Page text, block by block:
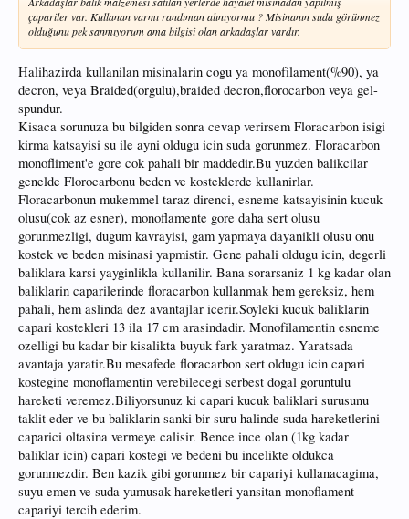
çapariler var. Kullanan varmı randıman alınıyormu ? Misinanın suda görünmez
olduğunu pek sanmıyorum ama bilgisi olan arkadaşlar vardır.
Halihazirda kullanilan misinalarin cogu ya monofilament(%90), ya
decron, veya Braided(orgulu),braided decron,florocarbon veya gel-
spundur.
Kisaca sorunuza bu bilgiden sonra cevap verirsem Floracarbon isigi
kirma katsayisi su ile ayni oldugu icin suda gorunmez. Floracarbon
monofliment'e gore cok pahali bir maddedir.Bu yuzden balikcilar
genelde Florocarbonu beden ve kosteklerde kullanirlar.
Floracarbonun mukemmel taraz direnci, esneme katsayisinin kucuk
olusu(cok az esner), monoflamente gore daha sert olusu
gorunmezligi, dugum kavrayisi, gam yapmaya dayanikli olusu onu
kostek ve beden misinasi yapmistir. Gene pahali oldugu icin, degerli
baliklara karsi yayginlikla kullanilir. Bana sorarsaniz 1 kg kadar olan
baliklarin caparilerinde floracarbon kullanmak hem gereksiz, hem
pahali, hem aslinda dez avantajlar icerir.Soyleki kucuk baliklarin
capari kostekleri 13 ila 17 cm arasindadir. Monofilamentin esneme
ozelligi bu kadar bir kisalikta buyuk fark yaratmaz. Yaratsada
avantaja yaratir.Bu mesafede floracarbon sert oldugu icin capari
kostegine monoflamentin verebilecegi serbest dogal goruntulu
hareketi veremez.Biliyorsunuz ki capari kucuk baliklari surusunu
taklit eder ve bu baliklarin sanki bir suru halinde suda hareketlerini
caparici oltasina vermeye calisir. Bence ince olan (1kg kadar
baliklar icin) capari kostegi ve bedeni bu incelikte oldukca
gorunmezdir. Ben kazik gibi gorunmez bir capariyi kullanacagima,
suyu emen ve suda yumusak hareketleri yansitan monoflament
capariyi tercih ederim.